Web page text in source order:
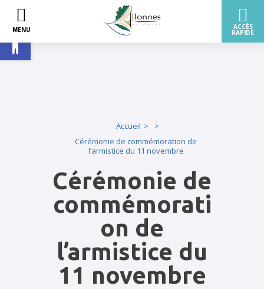
Ouvrir la barre d’outils
Accueil
Cérémonie de commémoration de
l’armistice du 11 novembre
Cérémonie de
commémorati
on de
l’armistice du
11 novembre